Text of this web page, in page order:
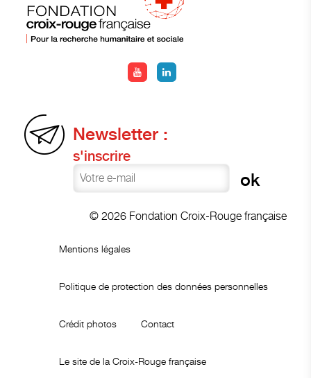
Newsletter :
s'inscrire
© 2026 Fondation Croix-Rouge française
Mentions légales
Politique de protection des données personnelles
Crédit photos Contact
Le site de la Croix-Rouge française